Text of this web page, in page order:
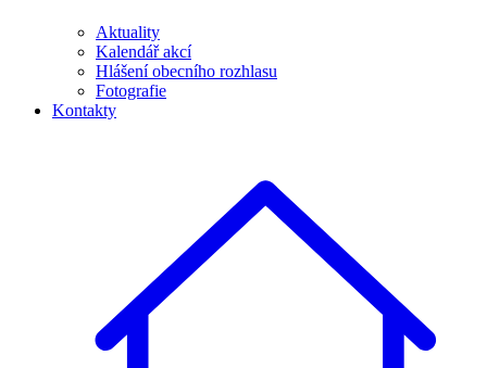
Aktuality
Kalendář akcí
Hlášení obecního rozhlasu
Fotografie
Kontakty